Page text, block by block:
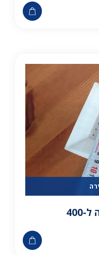
סלסלה לגבינת פירמידה ל-400